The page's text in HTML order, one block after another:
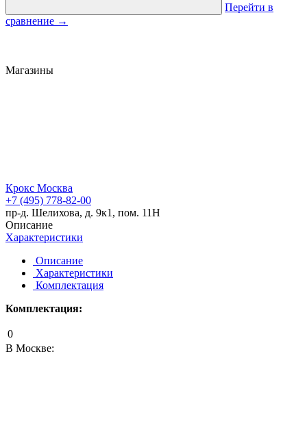
Перейти в
сравнение →
Магазины
Крокс Москва
+7 (495) 778-82-00
пр-д. Шелихова, д. 9к1, пом. 11Н
Описание
Характеристики
Описание
Характеристики
Комплектация
Комплектация:
0
В Москве: